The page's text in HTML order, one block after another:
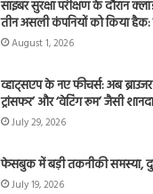
साइबर सुरक्षा परीक्षण के दौरान
तीन असली कंपनियों को किया हैक:
August 1, 2026
व्हाट्सएप के नए फीचर्स: अब
ट्रांसफर’ और ‘वेटिंग रूम’ जैसी
July 29, 2026
फेसबुक में बड़ी तकनीकी समस्या,
July 19, 2026